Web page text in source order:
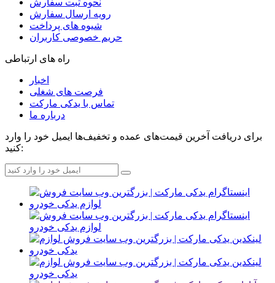
رویه ارسال سفارش
شیوه های پرداخت
حریم خصوصی کاربران
راه های ارتباطی
اخبار
فرصت های شغلی
تماس با یدکی مارکت
درباره ما
برای دریافت آخرین قیمت‌های عمده و تخفیف‌ها ایمیل خود را وارد
کنید: